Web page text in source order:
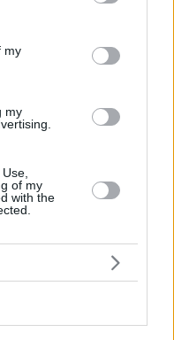
its third-party tags to
in below Google
my
my
of my
with the
βίλες -